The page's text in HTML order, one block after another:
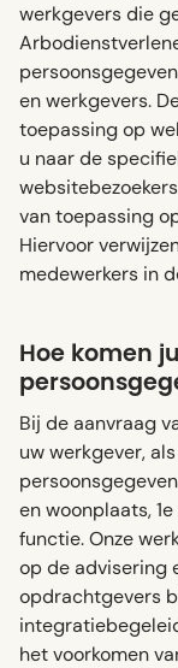
werkgevers die
en werkgevers.
toepassing op
u naar de
van toepassing
Hiervoor
medewerkers in
Hoe komen
Bij de aanvraag
uw werkgever,
en woonplaats,
functie. Onze
op de advisering
opdrachtgevers
het voorkomen